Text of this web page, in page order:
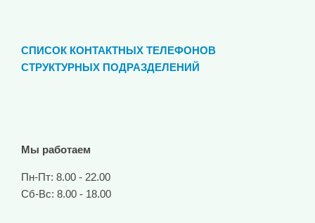
СПИСОК КОНТАКТНЫХ ТЕЛЕФОНОВ
СТРУКТУРНЫХ ПОДРАЗДЕЛЕНИЙ
Мы работаем
Пн-Пт: 8.00 - 22.00
Сб-Вс: 8.00 - 18.00